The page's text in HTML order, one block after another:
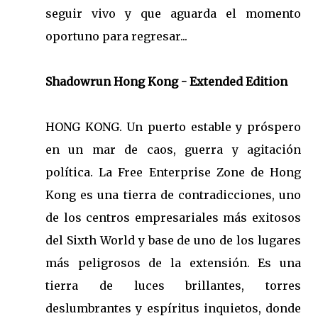
seguir vivo y que aguarda el momento
oportuno para regresar...
Shadowrun Hong Kong - Extended Edition
HONG KONG. Un puerto estable y próspero
en un mar de caos, guerra y agitación
política. La Free Enterprise Zone de Hong
Kong es una tierra de contradicciones, uno
de los centros empresariales más exitosos
del Sixth World y base de uno de los lugares
más peligrosos de la extensión. Es una
tierra de luces brillantes, torres
deslumbrantes y espíritus inquietos, donde